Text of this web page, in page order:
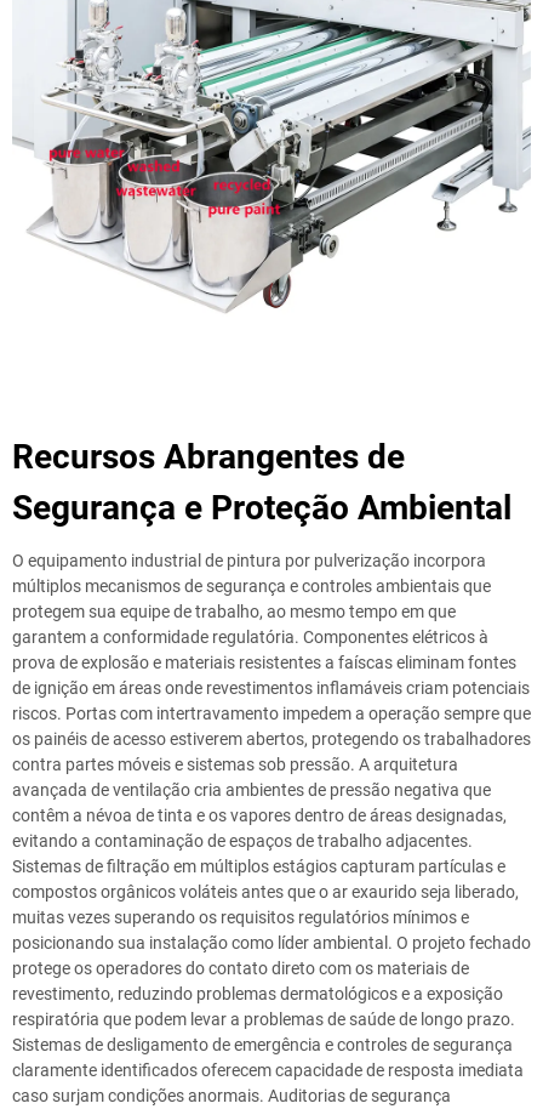
Recursos Abrangentes de
Segurança e Proteção Ambiental
O equipamento industrial de pintura por pulverização incorpora
múltiplos mecanismos de segurança e controles ambientais que
protegem sua equipe de trabalho, ao mesmo tempo em que
garantem a conformidade regulatória. Componentes elétricos à
prova de explosão e materiais resistentes a faíscas eliminam fontes
de ignição em áreas onde revestimentos inflamáveis criam potenciais
riscos. Portas com intertravamento impedem a operação sempre que
os painéis de acesso estiverem abertos, protegendo os trabalhadores
contra partes móveis e sistemas sob pressão. A arquitetura
avançada de ventilação cria ambientes de pressão negativa que
contêm a névoa de tinta e os vapores dentro de áreas designadas,
evitando a contaminação de espaços de trabalho adjacentes.
Sistemas de filtração em múltiplos estágios capturam partículas e
compostos orgânicos voláteis antes que o ar exaurido seja liberado,
muitas vezes superando os requisitos regulatórios mínimos e
posicionando sua instalação como líder ambiental. O projeto fechado
protege os operadores do contato direto com os materiais de
revestimento, reduzindo problemas dermatológicos e a exposição
respiratória que podem levar a problemas de saúde de longo prazo.
Sistemas de desligamento de emergência e controles de segurança
claramente identificados oferecem capacidade de resposta imediata
caso surjam condições anormais. Auditorias de segurança